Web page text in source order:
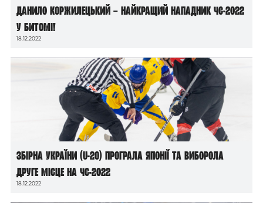
Данило Коржилецький – найкращий нападник ЧС-2022
у Битомі!
18.12.2022
Збірна України (U-20) програла Японії та виборола
друге місце на ЧС-2022
18.12.2022